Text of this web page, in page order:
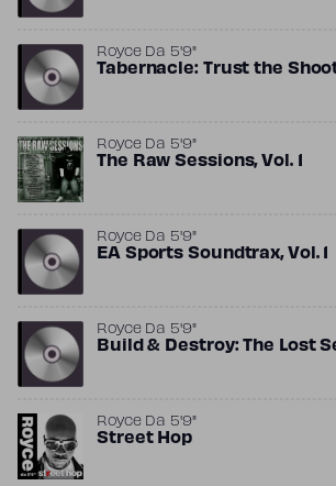
Royce Da 5'9"
Tabernacle: Trust the
Royce Da 5'9"
The Raw Sessions, Vol. 1
Royce Da 5'9"
EA Sports Soundtrax, Vol. 1
Royce Da 5'9"
Build & Destroy: The Lost
Royce Da 5'9"
Street Hop